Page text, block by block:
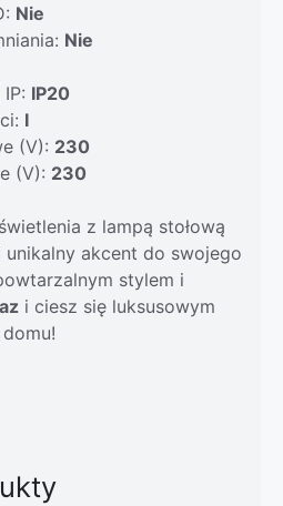
Nie
Nie
IP20
I
(V): 230
(V): 230
z lampą stołową
akcent do swojego
stylem i
i ciesz się luksusowym